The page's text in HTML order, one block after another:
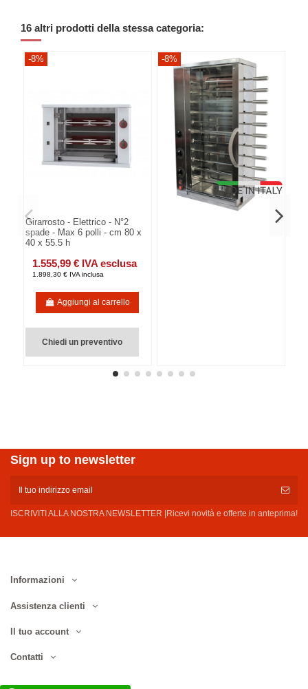
16 altri prodotti della stessa categoria:
-8%
Girarrosto - Elettrico - N°2
spade - Max 6 polli - cm 80 x
40 x 55.5 h
1.555,99 € IVA esclusa
1.898,30 € IVA inclusa
Aggiungi al carrello
Chiedi un preventivo
-8%
Sign up to newsletter
ISCRIVITI ALLA NOSTRA NEWSLETTER |Ricevi novità e offerte in anteprima!
Informazioni
Assistenza clienti
Il tuo account
Contatti